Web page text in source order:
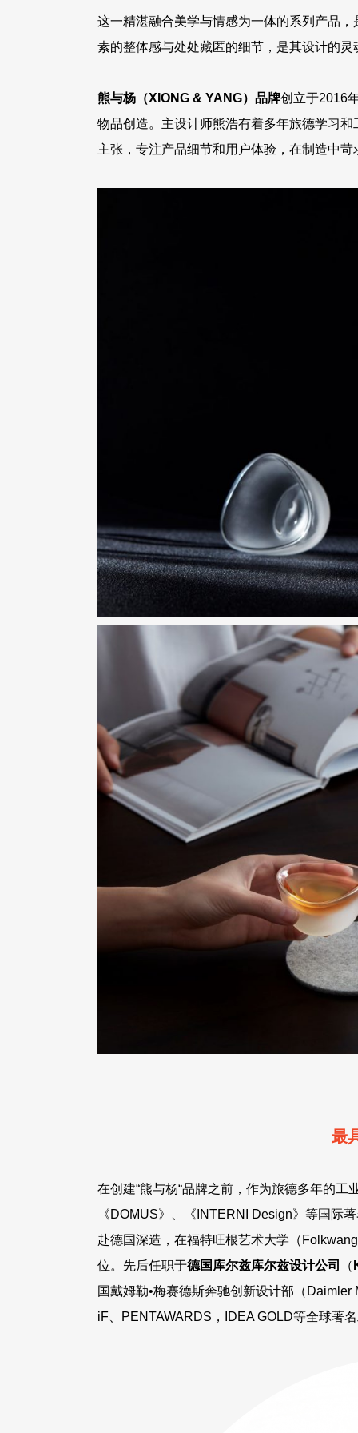
这一精湛融合美学与情感为一体的系列产品
素的整体感与处处藏匿的细节，是其设计的灵
熊与杨（XIONG & YANG）品牌创立于2016
物品创造。主设计师熊浩有着多年旅德学习和
主张，专注产品细节和用户体验，在制造中
最
在创建“熊与杨“品牌之前，作为旅德多年的
《DOMUS》、《INTERNI Design》等国际
赴德国深造，在福特旺根艺术大学（
位。先后任职于德国库尔兹库尔兹设计公司 （
国戴姆勒•梅赛德斯奔驰创新设计部（
iF、PENTAWARDS，IDEA GOLD等全球著